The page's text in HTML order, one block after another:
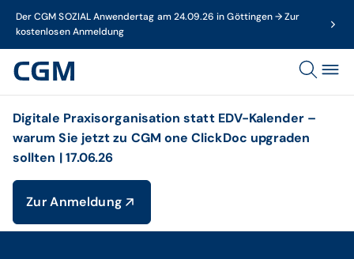
Der CGM SOZIAL Anwendertag am 24.09.26 in Göttingen → Zur
kostenlosen Anmeldung
Digitale Praxisorganisation statt EDV-Kalender –
warum Sie jetzt zu CGM one ClickDoc upgraden
sollten | 17.06.26
Zur Anmeldung